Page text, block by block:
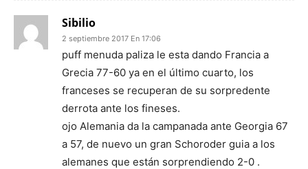
Sibilio
2 septiembre 2017 En 17:06
puff menuda paliza le esta dando Francia a
Grecia 77-60 ya en el último cuarto, los
franceses se recuperan de su sorpredente
derrota ante los fineses.
ojo Alemania da la campanada ante Georgia 67
a 57, de nuevo un gran Schoroder guia a los
alemanes que están sorprendiendo 2-0 .